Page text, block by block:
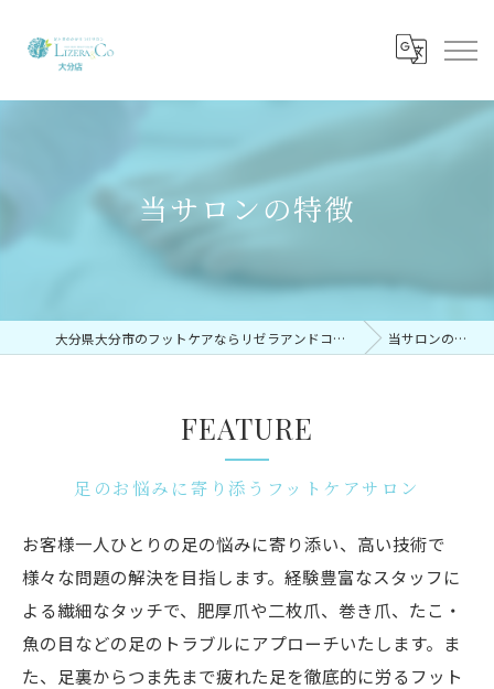
当サロンの特徴
大分県大分市のフットケアならリゼラアンドコー大分店 当サロンの特徴
足のお悩みに寄り添うフットケアサロン
FEATURE
お客様一人ひとりの足の悩みに寄り添い、高い技術で
様々な問題の解決を目指します。経験豊富なスタッフに
よる繊細なタッチで、肥厚爪や二枚爪、巻き爪、たこ・
魚の目などの足のトラブルにアプローチいたします。ま
た、足裏からつま先まで疲れた足を徹底的に労るフット